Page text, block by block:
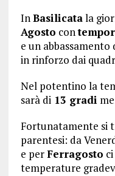
InBasilicatala
Agosto con
e un
in rinforzo dai
Nel potentino la
sarà di13 gradi
Fortunatamente si
parentesi: da
e perFerragosto
temperature